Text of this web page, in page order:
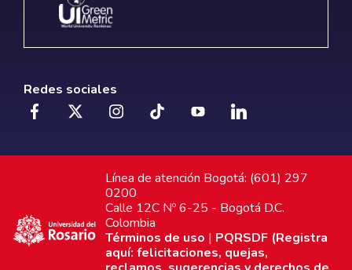
Redes sociales
Línea de atención Bogotá: (601) 297
0200
Calle 12C Nº 6-25 - Bogotá D.C.
Colombia
Términos de uso | PQRSDF (Registra
aquí: felicitaciones, quejas,